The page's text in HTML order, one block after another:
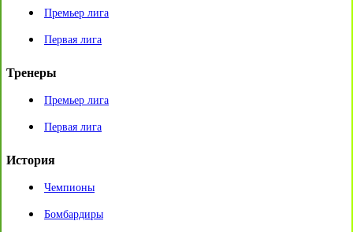
Премьер лига
Первая лига
Тренеры
Премьер лига
Первая лига
История
Чемпионы
Бомбардиры